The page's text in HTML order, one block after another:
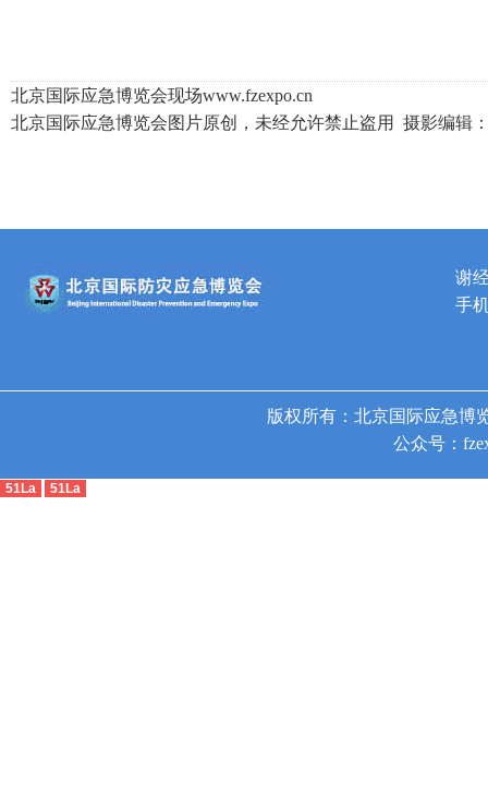
北京国际应急博览会现场www.fzexpo.cn
北京国际应急博览会图片原创，未经允许禁止盗用 摄影编辑
谢
手
版权所有：北京国际应急博
公众号：
51La 51La